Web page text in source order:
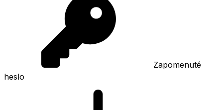
Zapomenuté
heslo